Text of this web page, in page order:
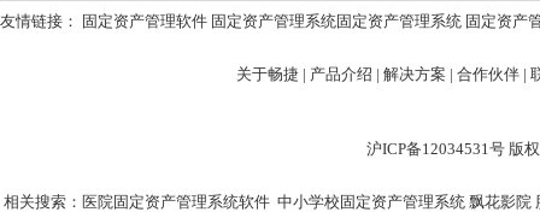
友情链接： 固定资产管理软件 固定资产管理系统固定资产管理系统 固定资产
关于畅捷 | 产品介绍 | 解决方案 | 合作伙伴 |
沪ICP备12034531号 版
相关搜索： 医院固定资产管理系统软件 中小学校固定资产管理系统 飘花影院